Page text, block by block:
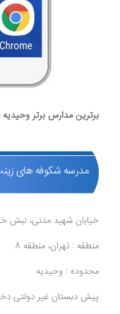
برترین مدارس برتر وحیدیه
مدرسه شکوفه های
خیابان شهید مدنی، نبش
منطقه : تهران، منطقه 8
محدوده : وحیدیه
پیش دبستان غیر دولتی